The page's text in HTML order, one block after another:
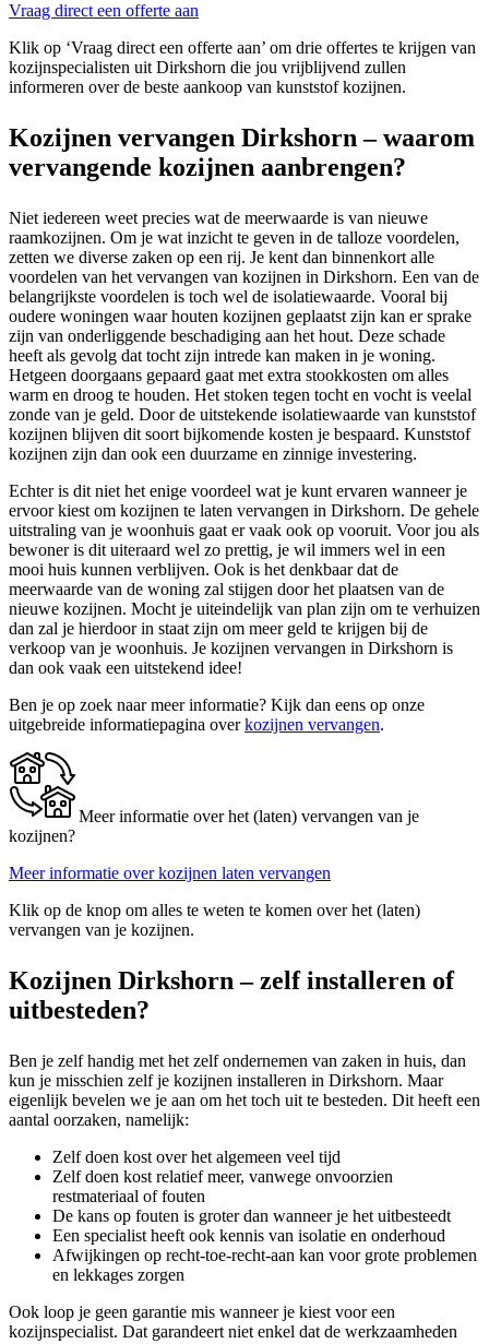
Vraag direct een offerte aan
Klik op ‘Vraag direct een offerte aan’ om drie offertes te krijgen van
kozijnspecialisten uit Dirkshorn die jou vrijblijvend zullen
informeren over de beste aankoop van kunststof kozijnen.
Kozijnen vervangen Dirkshorn – waarom
vervangende kozijnen aanbrengen?
Niet iedereen weet precies wat de meerwaarde is van nieuwe
raamkozijnen. Om je wat inzicht te geven in de talloze voordelen,
zetten we diverse zaken op een rij. Je kent dan binnenkort alle
voordelen van het vervangen van kozijnen in Dirkshorn. Een van de
belangrijkste voordelen is toch wel de isolatiewaarde. Vooral bij
oudere woningen waar houten kozijnen geplaatst zijn kan er sprake
zijn van onderliggende beschadiging aan het hout. Deze schade
heeft als gevolg dat tocht zijn intrede kan maken in je woning.
Hetgeen doorgaans gepaard gaat met extra stookkosten om alles
warm en droog te houden. Het stoken tegen tocht en vocht is veelal
zonde van je geld. Door de uitstekende isolatiewaarde van kunststof
kozijnen blijven dit soort bijkomende kosten je bespaard. Kunststof
kozijnen zijn dan ook een duurzame en zinnige investering.
Echter is dit niet het enige voordeel wat je kunt ervaren wanneer je
ervoor kiest om kozijnen te laten vervangen in Dirkshorn. De gehele
uitstraling van je woonhuis gaat er vaak ook op vooruit. Voor jou als
bewoner is dit uiteraard wel zo prettig, je wil immers wel in een
mooi huis kunnen verblijven. Ook is het denkbaar dat de
meerwaarde van de woning zal stijgen door het plaatsen van de
nieuwe kozijnen. Mocht je uiteindelijk van plan zijn om te verhuizen
dan zal je hierdoor in staat zijn om meer geld te krijgen bij de
verkoop van je woonhuis. Je kozijnen vervangen in Dirkshorn is
dan ook vaak een uitstekend idee!
Ben je op zoek naar meer informatie? Kijk dan eens op onze
uitgebreide informatiepagina overkozijnen vervangen.
Meer informatie over het (laten) vervangen van je
kozijnen?
Meer informatie over kozijnen laten vervangen
Klik op de knop om alles te weten te komen over het (laten)
vervangen van je kozijnen.
Kozijnen Dirkshorn – zelf installeren of
uitbesteden?
Ben je zelf handig met het zelf ondernemen van zaken in huis, dan
kun je misschien zelf je kozijnen installeren in Dirkshorn. Maar
eigenlijk bevelen we je aan om het toch uit te besteden. Dit heeft een
aantal oorzaken, namelijk:
Zelf doen kost over het algemeen veel tijd
Zelf doen kost relatief meer, vanwege onvoorzien
restmateriaal of fouten
De kans op fouten is groter dan wanneer je het uitbesteedt
Een specialist heeft ook kennis van isolatie en onderhoud
Afwijkingen op recht-toe-recht-aan kan voor grote problemen
en lekkages zorgen
Ook loop je geen garantie mis wanneer je kiest voor een
kozijnspecialist. Dat garandeert niet enkel dat de werkzaamheden